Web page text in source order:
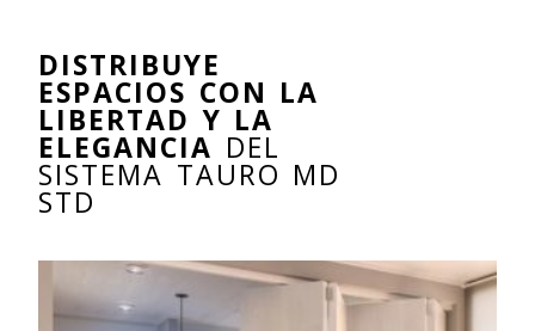
DISTRIBUYE
ESPACIOS CON LA
LIBERTAD Y LA
ELEGANCIA DEL
SISTEMA TAURO MD
STD